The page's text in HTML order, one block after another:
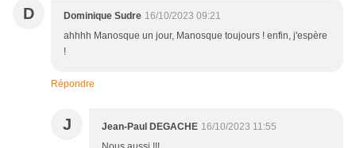
D Dominique Sudre 16/10/2023 09:21
ahhhh Manosque un jour, Manosque toujours ! enfin, j'espère
!
Répondre
J Jean-Paul DEGACHE 16/10/2023 11:55